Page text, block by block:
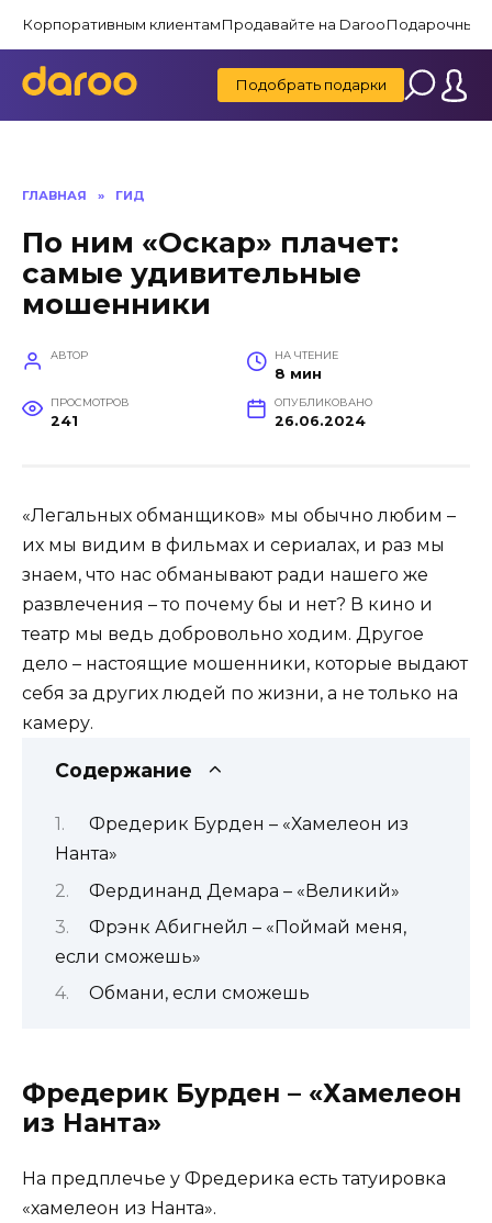
содержанию
Корпоративным клиентамПродавайте на DarooПодарочные
Подобрать подарки
ГЛАВНАЯ » ГИД
По ним «Оскар» плачет:
самые удивительные
мошенники
АВТОР НА ЧТЕНИЕ
8 мин
ПРОСМОТРОВ
241
ОПУБЛИКОВАНО
26.06.2024
«Легальных обманщиков» мы обычно любим –
их мы видим в фильмах и сериалах, и раз мы
знаем, что нас обманывают ради нашего же
развлечения – то почему бы и нет? В кино и
театр мы ведь добровольно ходим. Другое
дело – настоящие мошенники, которые выдают
себя за других людей по жизни, а не только на
камеру.
Содержание
Фредерик Бурден – «Хамелеон из
Нанта»
Фердинанд Демара – «Великий»
Фрэнк Абигнейл – «Поймай меня,
если сможешь»
Обмани, если сможешь
Фредерик Бурден – «Хамелеон
из Нанта»
На предплечье у Фредерика есть татуировка
«хамелеон из Нанта».